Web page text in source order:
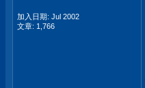
加入日期: Jul 2002
文章: 1,766